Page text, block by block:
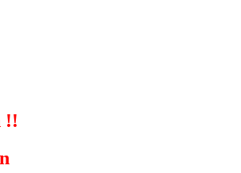
!!